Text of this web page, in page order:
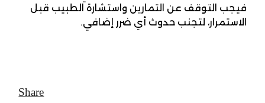
فيجب التوقف عن التمارين واستشارة الطبيب قبل
الاستمرار، لتجنب حدوث أي ضرر إضافي.